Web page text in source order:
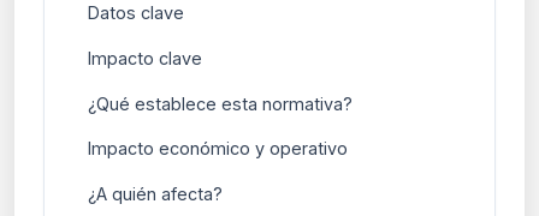
Datos clave
Impacto clave
¿Qué establece esta normativa?
Impacto económico y operativo
¿A quién afecta?